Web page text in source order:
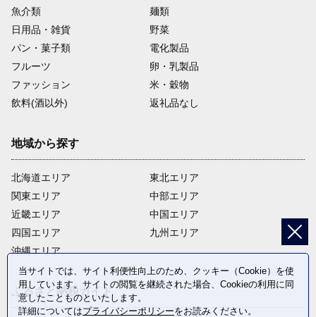
魚介類
麺類
日用品・雑貨
野菜
パン・菓子類
電化製品
フルーツ
卵・乳製品
ファッション
米・穀物
飲料(酒以外)
返礼品なし
地域から探す
北海道エリア
関東エリア
近畿エリア
四国エリア
沖縄エリア
東北エリア
中部エリア
中国エリア
九州エリア
ふるさと納税ガイド
当サイトでは、サイト利便性向上のため、クッキー（Cookie）を使
用しています。サイトの閲覧を継続された場合、Cookieの利用に同
意したことものといたします。
詳細についてはプライバシーポリシーをお読みください。